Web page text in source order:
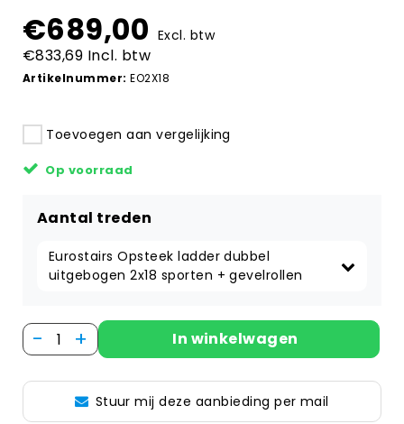
€689,00 Excl. btw
€833,69 Incl. btw
Artikelnummer: EO2X18
Toevoegen aan vergelijking
Op voorraad
Aantal treden
Eurostairs Opsteek ladder dubbel
uitgebogen 2x18 sporten + gevelrollen
- + In winkelwagen
Stuur mij deze aanbieding per mail